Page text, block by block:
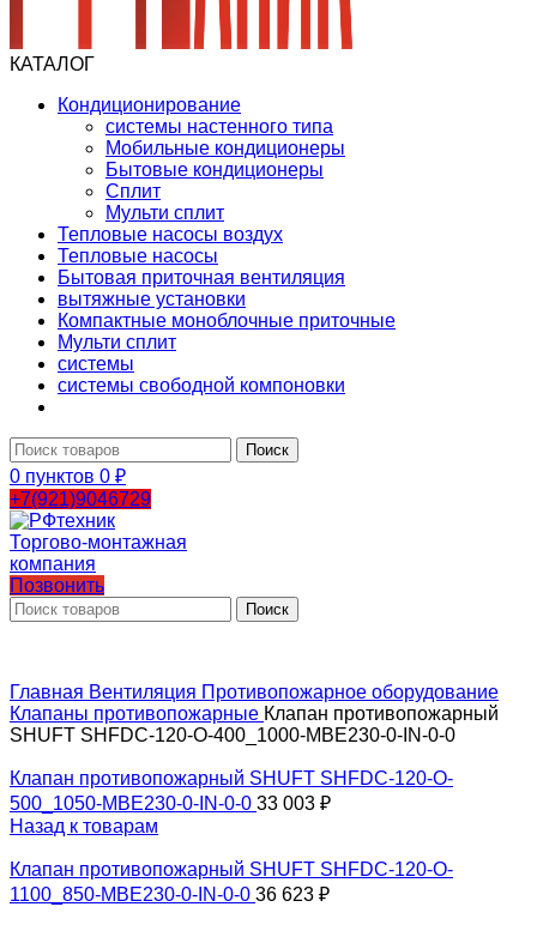
КАТАЛОГ
Кондиционирование
системы настенного типа
Мобильные кондиционеры
Бытовые кондиционеры
Сплит
Мульти сплит
Тепловые насосы воздух
Тепловые насосы
Бытовая приточная вентиляция
вытяжные установки
Компактные моноблочные приточные
Мульти сплит
системы
системы свободной компоновки
Поиск
0 пунктов 0 ₽
+7(921)9046729
Позвонить
Поиск
Главная Вентиляция Противопожарное оборудование
Клапаны противопожарные Клапан противопожарный
SHUFT SHFDC-120-O-400_1000-MBE230-0-IN-0-0
Клапан противопожарный SHUFT SHFDC-120-O-
500_1050-MBE230-0-IN-0-0 33 003 ₽
Назад к товарам
Клапан противопожарный SHUFT SHFDC-120-O-
1100_850-MBE230-0-IN-0-0 36 623 ₽